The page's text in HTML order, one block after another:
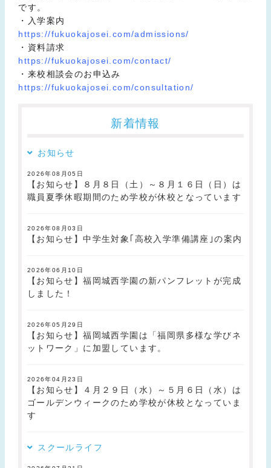
です。
・入学案内
https://fukuokajosei.com/admissions/
・資料請求
https://fukuokajosei.com/contact/
・来校相談会のお申込み
https://fukuokajosei.com/consultation/
新着情報
お知らせ
2026年08月05日
【お知らせ】８月８日（土）～８月１６日（日）は
職員夏季休暇期間のため学校が休校となっています
2026年08月03日
【お知らせ】中学生対象｢高校入学準備講座｣の案内
2026年06月10日
【お知らせ】福岡城西学園の新パンフレットが完成
しました！
2026年05月29日
【お知らせ】福岡城西学園は「福岡県多様な学びネ
ットワーク」に加盟しています。
2026年04月23日
【お知らせ】４月２９日（水）～５月６日（水）は
ゴールデンウィークのため学校が休校となっていま
す
スクールライフ